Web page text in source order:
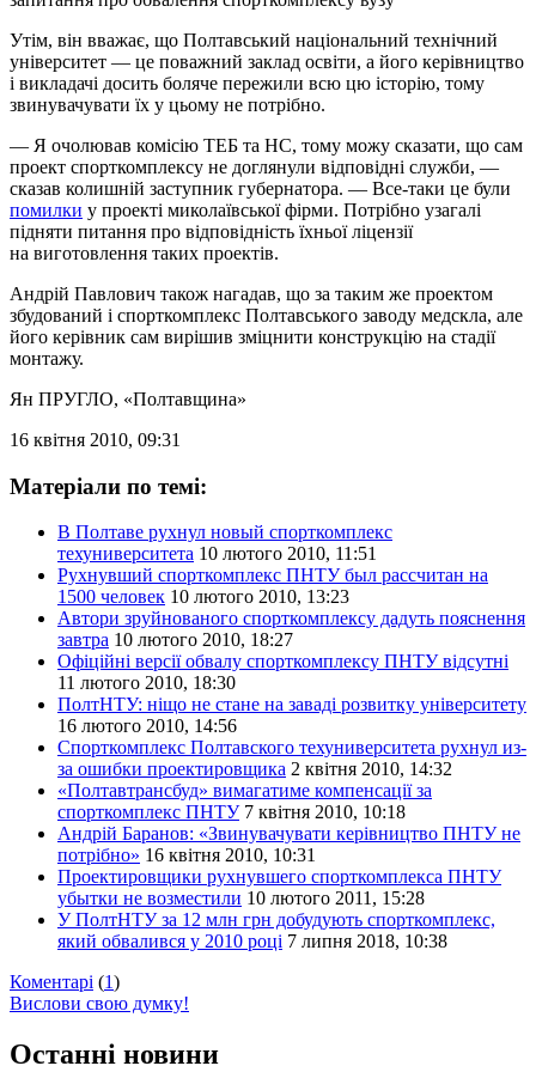
Утім, він вважає, що Полтавський національний технічний
університет — це поважний заклад освіти, а його керівництво
і викладачі досить боляче пережили всю цю історію, тому
звинувачувати їх у цьому не потрібно.
— Я очолював комісію ТЕБ та НС, тому можу сказати, що сам
проект спорткомплексу не доглянули відповідні служби, —
сказав колишній заступник губернатора. — Все-таки це були
помилки у проекті миколаївської фірми. Потрібно узагалі
підняти питання про відповідність їхньої ліцензії
на виготовлення таких проектів.
Андрій Павлович також нагадав, що за таким же проектом
збудований і спорткомплекс Полтавського заводу медскла, але
його керівник сам вирішив зміцнити конструкцію на стадії
монтажу.
Ян ПРУГЛО, «Полтавщина»
16 квітня 2010, 09:31
Матеріали по темі:
В Полтаве рухнул новый спорткомплекс
техуниверситета 10 лютого 2010, 11:51
Рухнувший спорткомплекс ПНТУ был рассчитан на
1500 человек 10 лютого 2010, 13:23
Автори зруйнованого спорткомплексу дадуть пояснення
завтра 10 лютого 2010, 18:27
Офіційні версії обвалу спорткомплексу ПНТУ відсутні
11 лютого 2010, 18:30
ПолтНТУ: ніщо не стане на заваді розвитку університету
16 лютого 2010, 14:56
Спорткомплекс Полтавского техуниверситета рухнул из-
за ошибки проектировщика 2 квітня 2010, 14:32
«Полтавтрансбуд» вимагатиме компенсації за
спорткомплекс ПНТУ 7 квітня 2010, 10:18
Андрій Баранов: «Звинувачувати керівництво ПНТУ не
потрібно» 16 квітня 2010, 10:31
Проектировщики рухнувшего спорткомплекса ПНТУ
убытки не возместили 10 лютого 2011, 15:28
У ПолтНТУ за 12 млн грн добудують спорткомплекс,
який обвалився у 2010 році 7 липня 2018, 10:38
Коментарі (1)
Вислови свою думку!
Останні новини